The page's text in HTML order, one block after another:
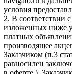
условия
2. В соответствии
изложенных ниже
платных
производящее
Заказчиком (п.3
равносилен